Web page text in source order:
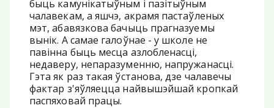
быць камунікатыўным і пазітыўным
чалавекам, а яшчэ, акрамя пастаўленых
мэт, абавязкова бачыць прагназуемы
вынік. А самае галоўнае - у школе не
павінна быць месца азлобленасці,
недаверу, непаразуменню, напружанасці.
Гэта як раз такая ўстанова, дзе чалавечы
фактар ​​з'яўляецца найвышэйшай кропкай
паспяховай працы.